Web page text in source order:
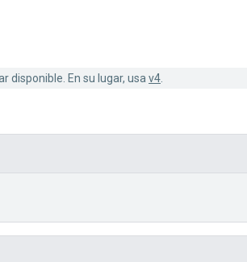
disponible. En su lugar, usa v4